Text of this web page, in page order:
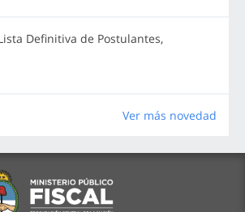
Definitiva de Postulantes,
Ver más novedad